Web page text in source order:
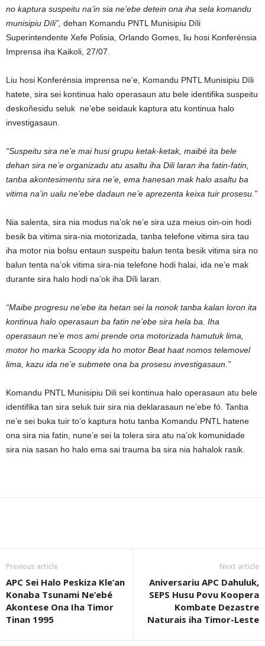
no kaptura suspeitu na’in sia ne’ebe detein ona iha sela komandu
munisipiu Díli”, dehan Komandu PNTL Munisipiu Díli
Superintendente Xefe Polisia, Orlando Gomes, liu hosi Konferénsia
Imprensa iha Kaikoli, 27/07.
Liu hosi Konferénsia imprensa ne’e, Komandu PNTL Munisipiu Díli
hatete, sira sei kontinua halo operasaun atu bele identifika suspeitu
deskoñesidu seluk ne’ebe seidauk kaptura atu kontinua halo
investigasaun.
“Suspeitu sira ne’e mai husi grupu ketak-ketak, maibé ita bele
dehan sira ne’e organizadu atu asaltu iha Dili laran iha fatin-fatin,
tanba akontesimentu sira ne’e, ema hanesan mak halo asaltu ba
vitima na’in ualu ne’ebe dadaun ne’e aprezenta keixa tuir prosesu.”
Nia salenta, sira nia modus na’ok ne’e sira uza meius oin-oin hodi
besik ba vitima sira-nia motorizada, tanba telefone vitima sira tau
iha motor nia bolsu entaun suspeitu balun tenta besik vitima sira no
balun tenta na’ok vitima sira-nia telefone hodi halai, ida ne’e mak
durante sira halo hodi na’ok iha Díli laran.
“Maibe progresu ne’ebe ita hetan sei la nonok tanba kalan loron ita
kontinua halo operasaun ba fatin ne’ebe sira hela ba. Iha
operasaun ne’e mos ami prende ona motorizada hamutuk lima,
motor ho marka Scoopy ida ho motor Beat haat nomos telemovel
lima, kazu ida ne’e submete ona ba prosesu investigasaun.”
Komandu PNTL Munisipiu Dili sei kontinua halo operasaun atu bele
identifika tan sira seluk tuir sira nia deklarasaun ne’ebe fó. Tanba
ne’e sei buka tuir to’o kaptura hotu tanba Komandu PNTL hatene
ona sira nia fatin, nune’e sei la tolera sira atu na’ok komunidade
sira nia sasan ho halo ema sai trauma ba sira nia hahalok rasik.
Previous article
APC Sei Halo Peskiza Kle’an
Konaba Tsunami Ne’ebé
Akontese Ona Iha Timor
Tinan 1995
Next article
Aniversariu APC Dahuluk,
SEPS Husu Povu Koopera
Kombate Dezastre
Naturais iha Timor-Leste